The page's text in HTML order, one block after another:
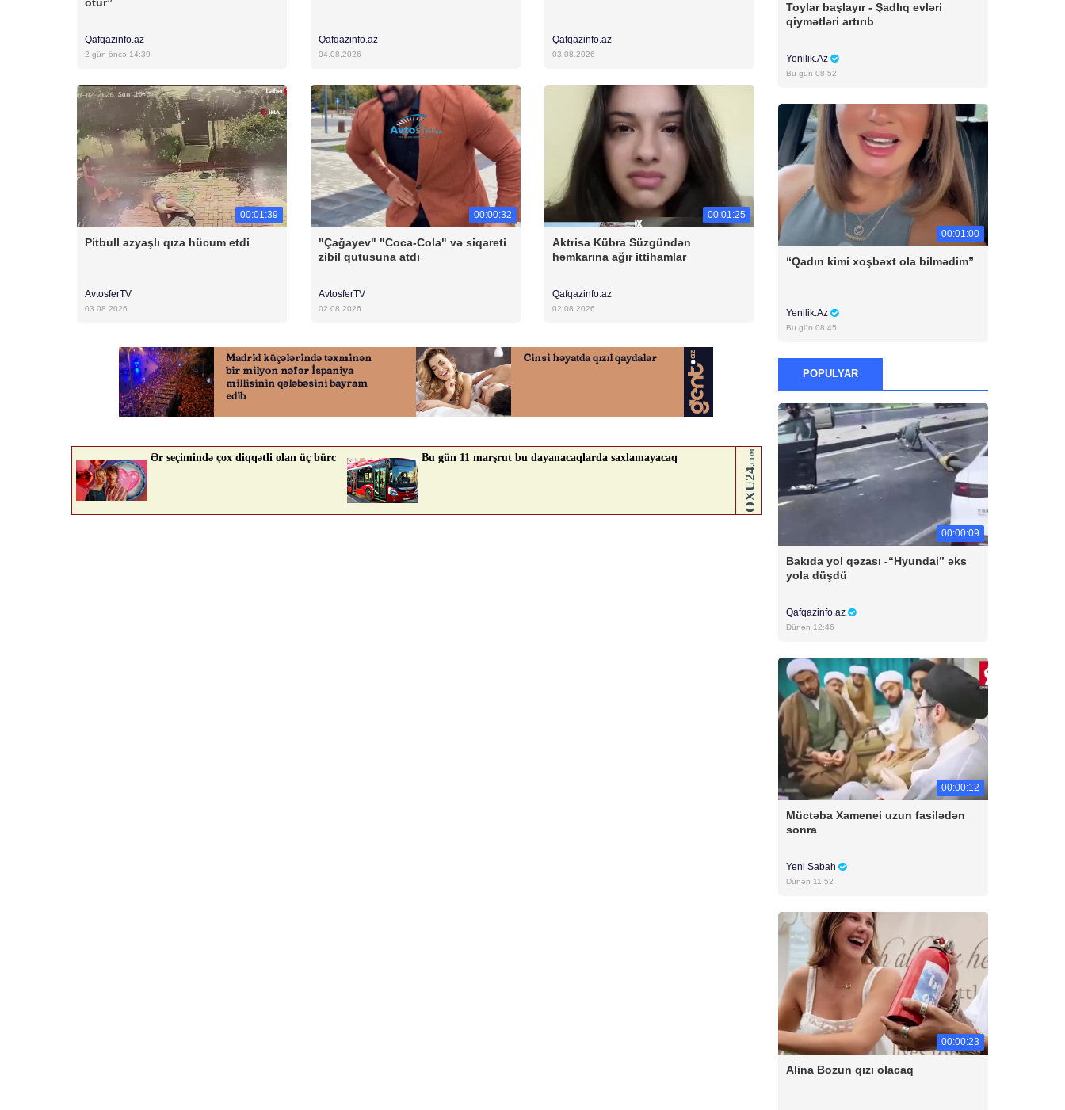
Qafqazinfo.az
2 gün öncə 14:39
Qafqazinfo.az
04.08.2026
Qafqazinfo.az
03.08.2026
00:01:39
Pitbull azyaşlı qıza hücum etdi
AvtosferTV
03.08.2026
00:00:32
"Çağayev" "Coca-Cola" və siqareti
zibil qutusuna atdı
AvtosferTV
02.08.2026
00:01:25
Aktrisa Kübra Süzgündən
həmkarına ağır ittihamlar
Qafqazinfo.az
02.08.2026
Toylar başlayır - Şadlıq evləri
qiymətləri artırıb
Yenilik.Az
Bu gün 08:52
00:01:00
“Qadın kimi xoşbəxt ola bilmədim”
Yenilik.Az
Bu gün 08:45
POPULYAR
00:00:09
Bakıda yol qəzası -“Hyundai” əks
yola düşdü
Qafqazinfo.az
Dünən 12:46
00:00:12
Müctəba Xamenei uzun fasilədən
sonra
Yeni Sabah
Dünən 11:52
00:00:23
Alina Bozun qızı olacaq